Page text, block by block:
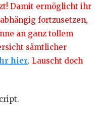
Damit ermöglicht ihr
fortzusetzen,
an ganz tollem
sämtlicher
hier. Lauscht doch